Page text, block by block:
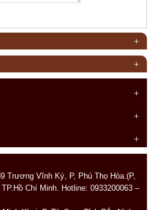
Trương Vĩnh Ký, P, Phú Thọ Hòa.(P,
Chí Minh. Hotline: 0933200063 –